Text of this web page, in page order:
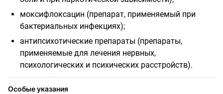
моксифлоксацин (препарат, применяемый при
бактериальных инфекциях);
антипсихотические препараты (препараты,
применяемые для лечения нервных,
психологических и психических расстройств).
Особые указания